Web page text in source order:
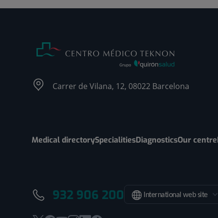
Carrer de Vilana, 12, 08022 Barcelona
Medical directorySpecialitiesDiagnosticsOur centre
932 906 200 International web site